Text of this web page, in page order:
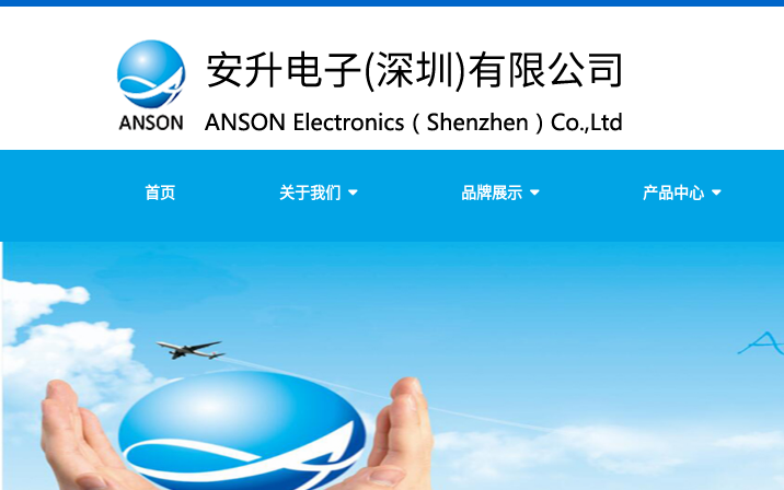
首页 关于我们 品牌展示 产品中心